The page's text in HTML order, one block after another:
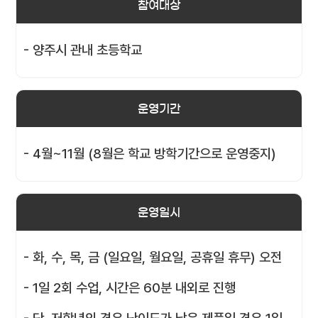
참여대상
- 양주시 관내 초등학교
운영기간
- 4월~11월 (8월은 학교 방학기간으로 운영중지)
운영일시
- 화, 수, 목, 금 (일요일, 월요일, 공휴일 휴무) 오전
- 1일 2회 수업, 시간은 60분 내외로 진행